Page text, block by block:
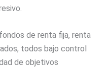
de renta fija, renta
todos bajo control
de objetivos